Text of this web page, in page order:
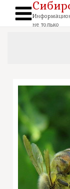
содержимому
Main
не только